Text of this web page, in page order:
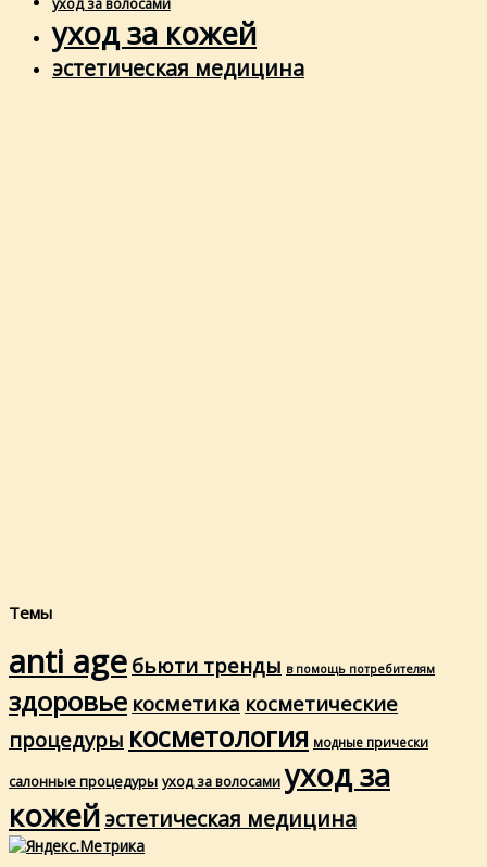
уход за кожей
эстетическая медицина
Темы
anti age бьюти тренды в помощь потребителям
здоровье косметика косметические
процедуры косметология модные прически
салонные процедуры уход за волосами уход за
кожейэстетическая медицина